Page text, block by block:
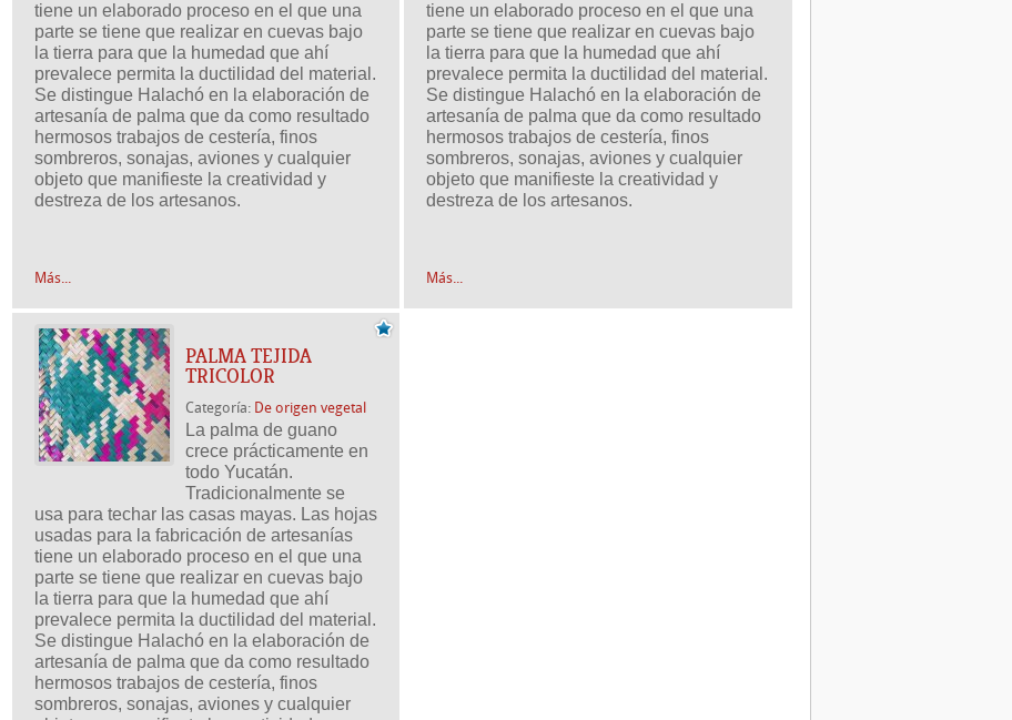
tiene un elaborado proceso en el que una
parte se tiene que realizar en cuevas bajo
la tierra para que la humedad que ahí
prevalece permita la ductilidad del material.
Se distingue Halachó en la elaboración de
artesanía de palma que da como resultado
hermosos trabajos de cestería, finos
sombreros, sonajas, aviones y cualquier
objeto que manifieste la creatividad y
destreza de los artesanos.
Más...
tiene un elaborado proceso en el que una
parte se tiene que realizar en cuevas bajo
la tierra para que la humedad que ahí
prevalece permita la ductilidad del material.
Se distingue Halachó en la elaboración de
artesanía de palma que da como resultado
hermosos trabajos de cestería, finos
sombreros, sonajas, aviones y cualquier
objeto que manifieste la creatividad y
destreza de los artesanos.
Más...
PALMA TEJIDA
TRICOLOR
Categoría: De origen vegetal
La palma de guano
crece prácticamente en
todo Yucatán.
Tradicionalmente se
usa para techar las casas mayas. Las hojas
usadas para la fabricación de artesanías
tiene un elaborado proceso en el que una
parte se tiene que realizar en cuevas bajo
la tierra para que la humedad que ahí
prevalece permita la ductilidad del material.
Se distingue Halachó en la elaboración de
artesanía de palma que da como resultado
hermosos trabajos de cestería, finos
sombreros, sonajas, aviones y cualquier